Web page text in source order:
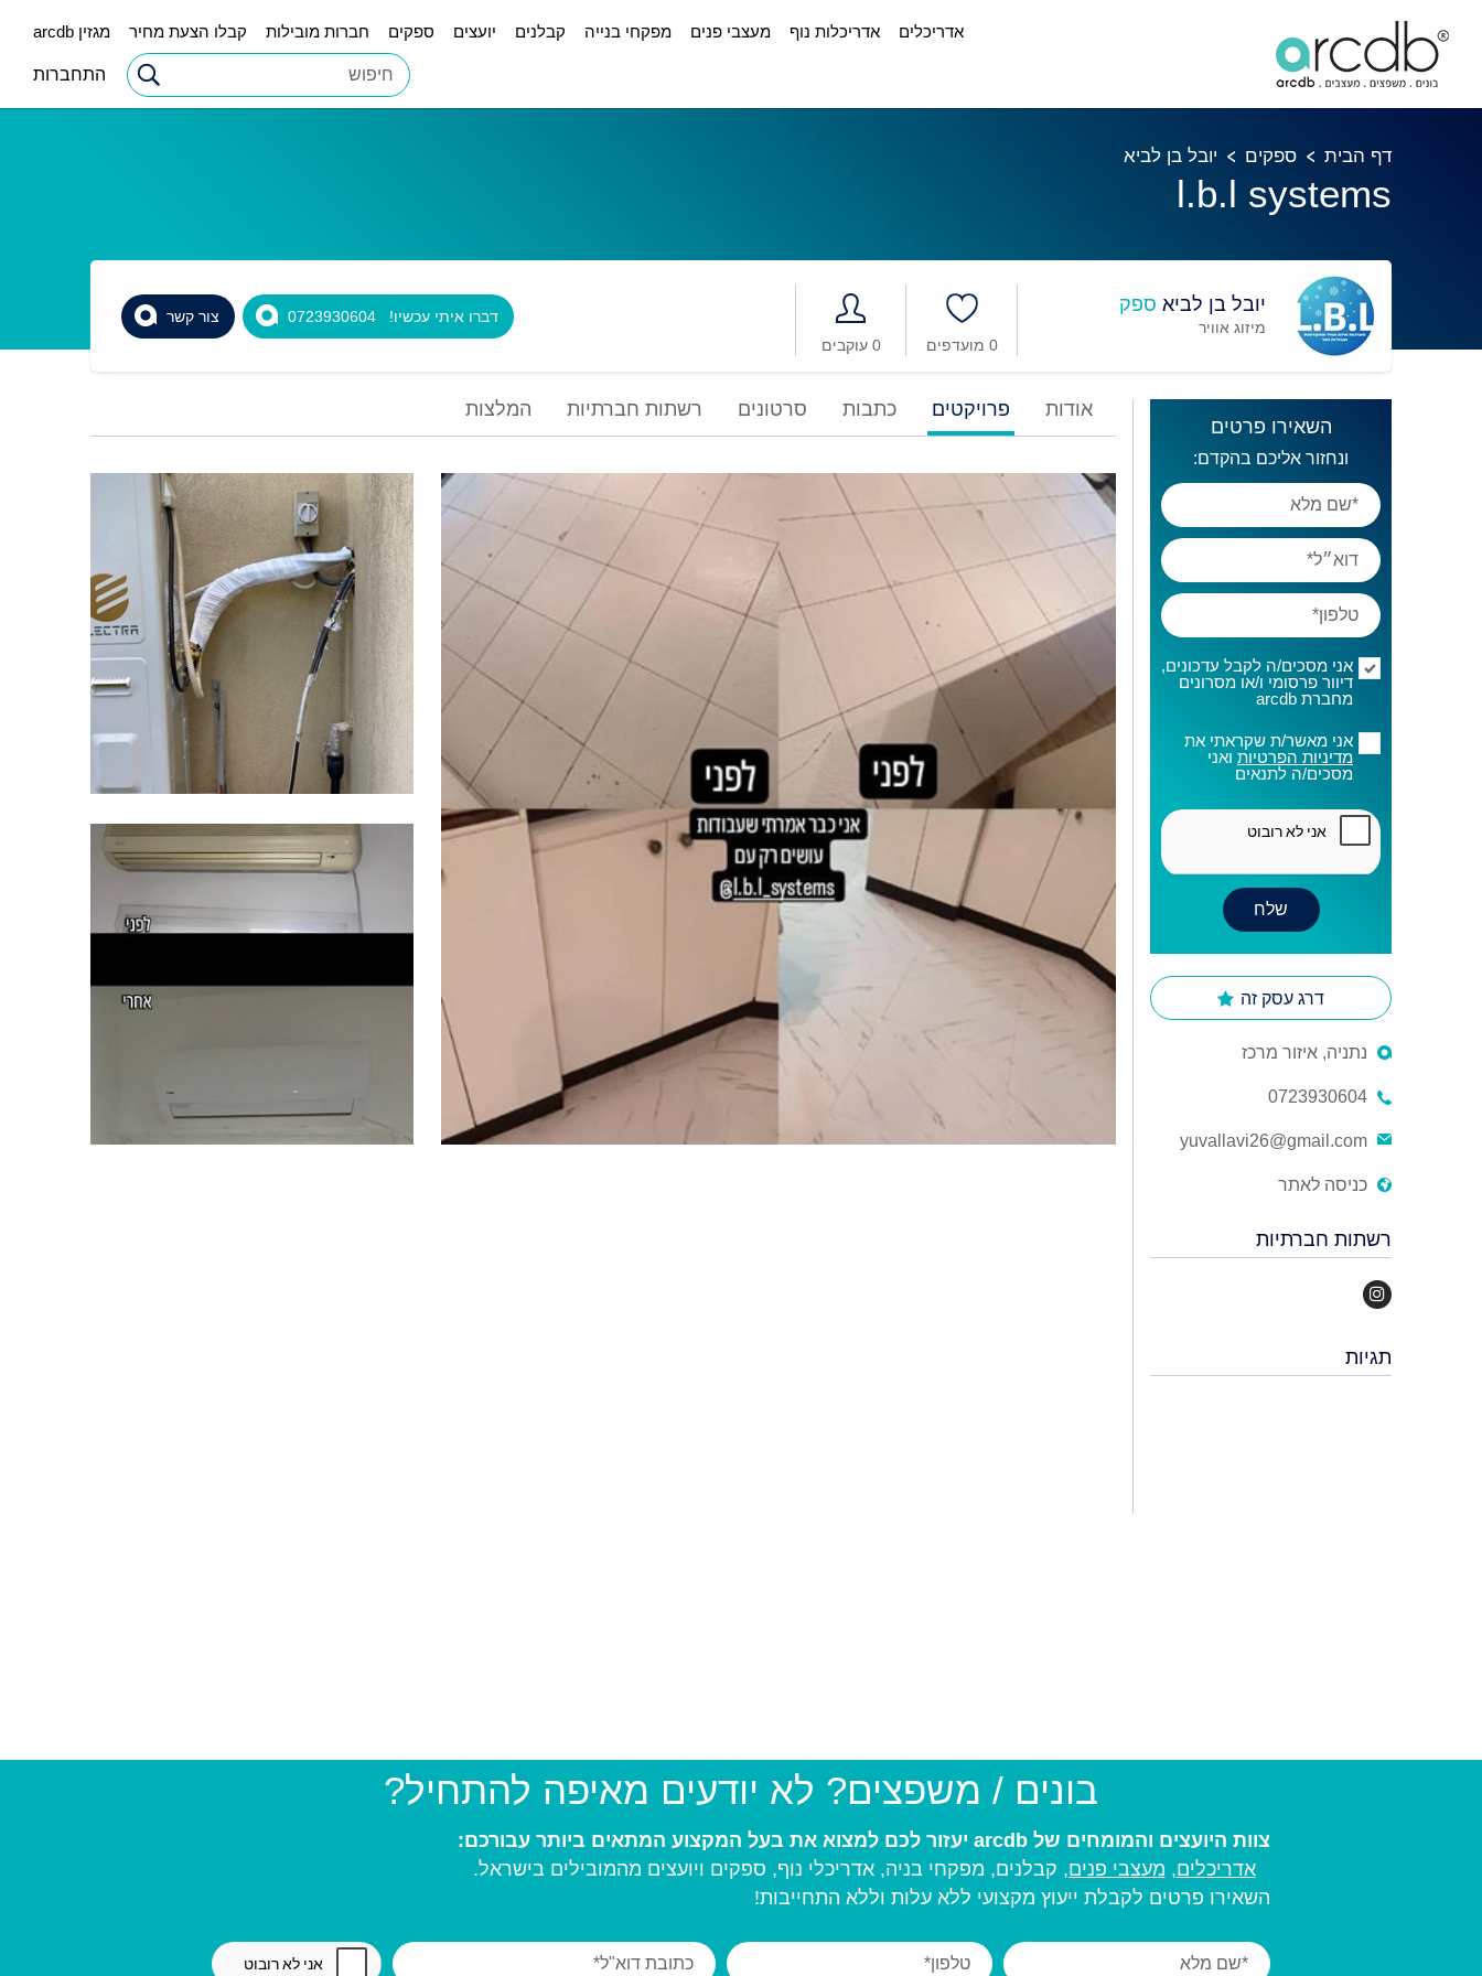
אדריכלים אדריכלות נוף מעצבי פנים מפקחי בנייה קבלנים יועצים ספקים חברות מובילות קבלו הצעת מחיר מגזין arcdb
התחברות
דף הבית ספקים יובל בן לביא
l.b.l systems
יובל בן לביא ספק
מיזוג אוויר
0 עוקבים
0 מועדפים
צור קשר דברו איתי עכשיו! 0723930604
השאירו פרטים
ונחזור אליכם בהקדם:
אני מסכים/ה לקבל עדכונים,
דיוור פרסומי ו/או מסרונים
מחברת arcdb
אני מאשר/ת שקראתי את
מדיניות הפרטיות ואני
מסכים/ה לתנאים
דרג עסק זה
נתניה, איזור מרכז
0723930604
yuvallavi26@gmail.com
כניסה לאתר
רשתות חברתיות
תגיות
אודות פרויקטים כתבות סרטונים רשתות חברתיות המלצות
בונים / משפצים? לא יודעים מאיפה להתחיל?
צוות היועצים והמומחים של arcdb יעזור לכם למצוא את בעל המקצוע המתאים ביותר עבורכם:
אדריכלים, מעצבי פנים, קבלנים, מפקחי בניה, אדריכלי נוף, ספקים ויועצים מהמובילים בישראל.
השאירו פרטים לקבלת ייעוץ מקצועי ללא עלות וללא התחייבות!